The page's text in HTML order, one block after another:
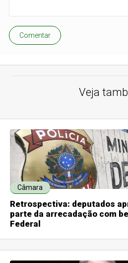
Comentar
Veja
Câmara
Retrospectiva: deputados
parte da arrecadação com
Federal